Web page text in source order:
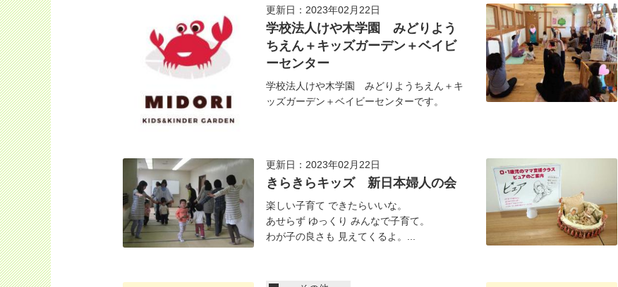
更新日：2023年02月22日
学校法人けや木学園 みどりよう
ちえん＋キッズガーデン＋ベイビ
ーセンター
学校法人けや木学園 みどりようちえん＋キ
ッズガーデン＋ベイビーセンターです。
更新日：2023年02月22日
きらきらキッズ 新日本婦人の会
楽しい子育て できたらいいな。
あせらず ゆっくり みんなで子育て。
わが子の良さも 見えてくるよ。...